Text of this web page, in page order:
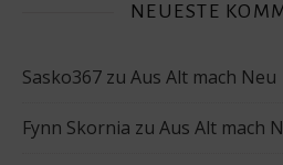
NEUESTE
Sasko367 zu Aus Alt mach Neu
Fynn Skornia zu Aus Alt mach